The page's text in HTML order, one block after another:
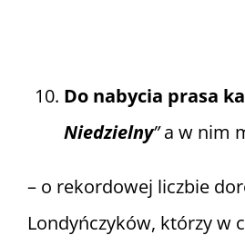
Do nabycia prasa
Niedzielny”a w nim
– o rekordowej liczbie
Londyńczyków, którzy w